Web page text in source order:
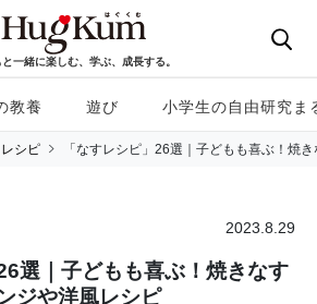
一緒に楽しむ、学ぶ、成長する。
教養 遊び 小学生の自由研究ま
レシピ 「なすレシピ」26選｜子どもも喜ぶ！焼
2023.8.29
選｜子どもも喜ぶ！焼きなす
ジや洋風レシピ